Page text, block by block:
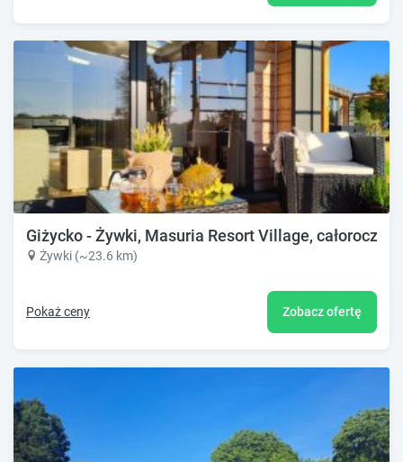
Giżycko - Żywki, Masuria Resort Village,
Żywki (~23.6 km)
Pokaż ceny Zobacz ofertę